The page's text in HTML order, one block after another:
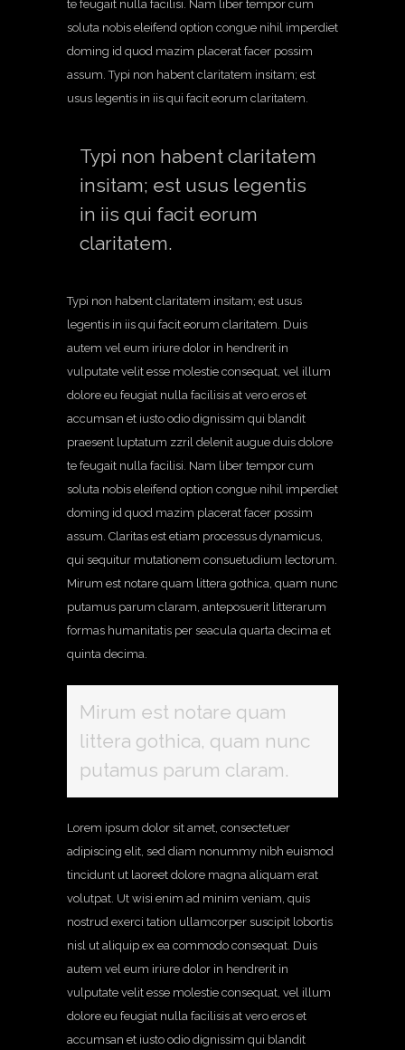
te feugait nulla facilisi. Nam liber tempor cum
soluta nobis eleifend option congue nihil imperdiet
doming id quod mazim placerat facer possim
assum. Typi non habent claritatem insitam; est
usus legentis in iis qui facit eorum claritatem.
Typi non habent claritatem
insitam; est usus legentis
in iis qui facit eorum
claritatem.
Typi non habent claritatem insitam; est usus
legentis in iis qui facit eorum claritatem. Duis
autem vel eum iriure dolor in hendrerit in
vulputate velit esse molestie consequat, vel illum
dolore eu feugiat nulla facilisis at vero eros et
accumsan et iusto odio dignissim qui blandit
praesent luptatum zzril delenit augue duis dolore
te feugait nulla facilisi. Nam liber tempor cum
soluta nobis eleifend option congue nihil imperdiet
doming id quod mazim placerat facer possim
assum. Claritas est etiam processus dynamicus,
qui sequitur mutationem consuetudium lectorum.
Mirum est notare quam littera gothica, quam nunc
putamus parum claram, anteposuerit litterarum
formas humanitatis per seacula quarta decima et
quinta decima.
Mirum est notare quam
littera gothica, quam nunc
putamus parum claram.
Lorem ipsum dolor sit amet, consectetuer
adipiscing elit, sed diam nonummy nibh euismod
tincidunt ut laoreet dolore magna aliquam erat
volutpat. Ut wisi enim ad minim veniam, quis
nostrud exerci tation ullamcorper suscipit lobortis
nisl ut aliquip ex ea commodo consequat. Duis
autem vel eum iriure dolor in hendrerit in
vulputate velit esse molestie consequat, vel illum
dolore eu feugiat nulla facilisis at vero eros et
accumsan et iusto odio dignissim qui blandit